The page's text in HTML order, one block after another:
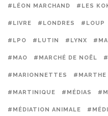
#LÉON MARCHAND #LES
#LIVRE #LONDRES #LOUP
#LPO #LUTIN #LYNX
#MAO #MARCHÉ DE NOËL
#MARIONNETTES #MARTHE
#MARTINIQUE #MÉDIAS
#MÉDIATION ANIMALE